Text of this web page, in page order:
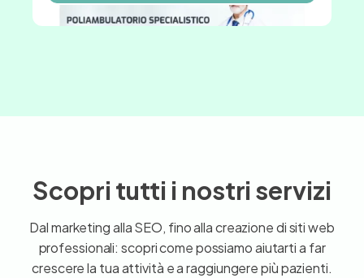
Scopri tutti i nostri servizi
Dal marketing alla SEO, fino alla creazione di siti web
professionali: scopri come possiamo aiutarti a far
crescere la tua attività e a raggiungere più pazienti.